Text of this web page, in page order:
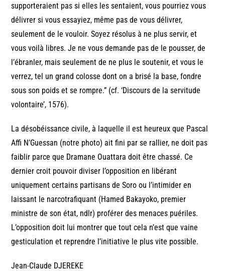
supporteraient pas si elles les sentaient, vous pourriez vous
délivrer si vous essayiez, même pas de vous délivrer,
seulement de le vouloir. Soyez résolus à ne plus servir, et
vous voilà libres. Je ne vous demande pas de le pousser, de
l’ébranler, mais seulement de ne plus le soutenir, et vous le
verrez, tel un grand colosse dont on a brisé la base, fondre
sous son poids et se rompre.” (cf. ‘Discours de la servitude
volontaire’, 1576).
La désobéissance civile, à laquelle il est heureux que Pascal
Affi N’Guessan (notre photo) ait fini par se rallier, ne doit pas
faiblir parce que Dramane Ouattara doit être chassé. Ce
dernier croit pouvoir diviser l’opposition en libérant
uniquement certains partisans de Soro ou l’intimider en
laissant le narcotrafiquant (Hamed Bakayoko, premier
ministre de son état, ndlr) proférer des menaces puériles.
L’opposition doit lui montrer que tout cela n’est que vaine
gesticulation et reprendre l’initiative le plus vite possible.
Jean-Claude DJEREKE